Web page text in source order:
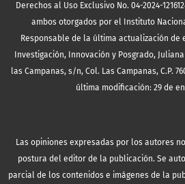
Derechos al Uso Exclusivo No. 04-2024-
ambos otorgados por el Instituto
Responsable de la última actualización de
Investigación, Innovación y Posgrado,
las Campanas, s/n, Col. Las Campanas, C.P.
última modificación: 29 de
Las opiniones expresadas por los autores
postura del editor de la publicación. Se
parcial de los contenidos e imágenes de la